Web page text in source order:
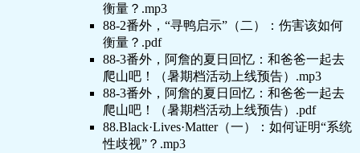
衡量？.mp3
88-2番外，“寻鸭启示”（二）：伤害该如何
衡量？.pdf
88-3番外，阿詹的夏日回忆：和爸爸一起去
爬山吧！（暑期档活动上线预告）.mp3
88-3番外，阿詹的夏日回忆：和爸爸一起去
爬山吧！（暑期档活动上线预告）.pdf
88.Black·Lives·Matter（一）：如何证明“系统
性歧视”？.mp3